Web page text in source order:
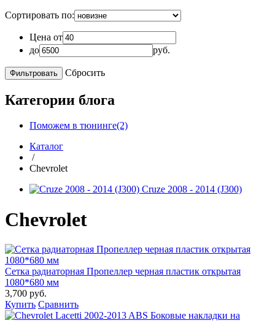
Сортировать по:
Цена от
до
руб.
Сбросить
Категории блога
Поможем в тюнинге(2)
Каталог
/
Chevrolet
Cruze 2008 - 2014 (J300)
Chevrolet
Сетка радиаторная Пропеллер черная пластик открытая
1080*680 мм
3,700 руб.
Купить Сравнить